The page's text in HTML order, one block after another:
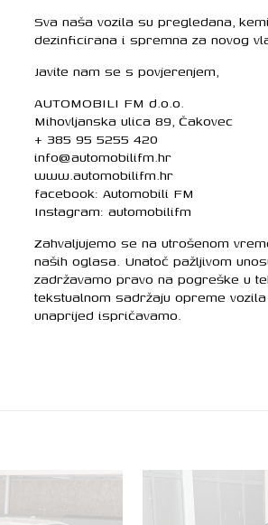
Sva naša vozila su pregledana,
dezinficirana i spremna za novog
Javite nam se s povjerenjem,
AUTOMOBILI FM d.o.o.
Mihovljanska ulica 89, Čakovec
+ 385 95 5255 420
info@automobilifm.hr
www.automobilifm.hr
facebook: Automobili FM
Instagram: automobilifm
Zahvaljujemo se na utrošenom
naših oglasa. Unatoč pažljivom
zadržavamo pravo na pogreške u
tekstualnom sadržaju opreme
unaprijed ispričavamo.